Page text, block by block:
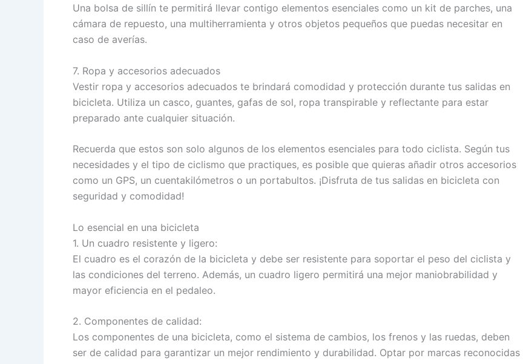
Una bolsa de sillín te permitirá llevar contigo elementos esenciales como un kit de parches, una
cámara de repuesto, una multiherramienta y otros objetos pequeños que puedas necesitar en
caso de averías.
7. Ropa y accesorios adecuados
Vestir ropa y accesorios adecuados te brindará comodidad y protección durante tus salidas en
bicicleta. Utiliza un casco, guantes, gafas de sol, ropa transpirable y reflectante para estar
preparado ante cualquier situación.
Recuerda que estos son solo algunos de los elementos esenciales para todo ciclista. Según tus
necesidades y el tipo de ciclismo que practiques, es posible que quieras añadir otros accesorios
como un GPS, un cuentakilómetros o un portabultos. ¡Disfruta de tus salidas en bicicleta con
seguridad y comodidad!
Lo esencial en una bicicleta
1. Un cuadro resistente y ligero:
El cuadro es el corazón de la bicicleta y debe ser resistente para soportar el peso del ciclista y
las condiciones del terreno. Además, un cuadro ligero permitirá una mejor maniobrabilidad y
mayor eficiencia en el pedaleo.
2. Componentes de calidad:
Los componentes de una bicicleta, como el sistema de cambios, los frenos y las ruedas, deben
ser de calidad para garantizar un mejor rendimiento y durabilidad. Optar por marcas reconocidas